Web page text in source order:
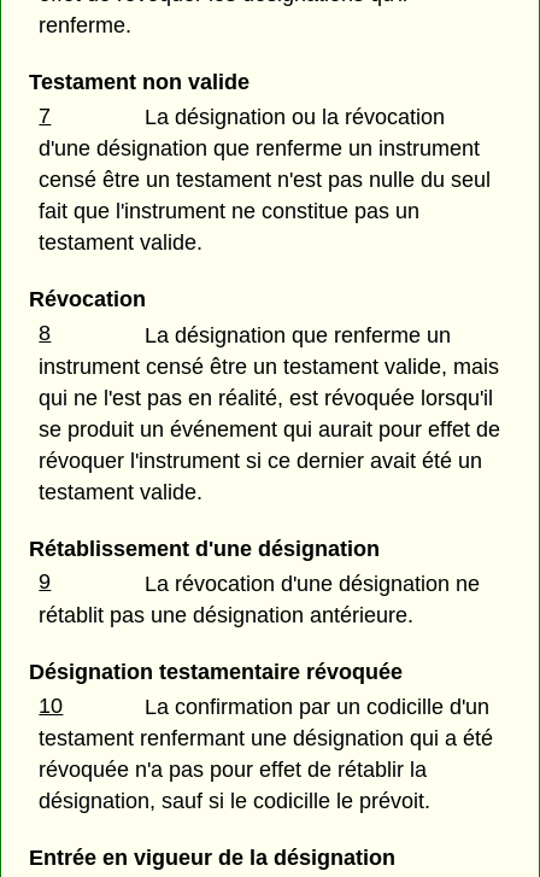
renferme.
Testament non valide
7
La désignation ou la révocation
d'une désignation que renferme un instrument
censé être un testament n'est pas nulle du seul
fait que l'instrument ne constitue pas un
testament valide.
Révocation
8
La désignation que renferme un
instrument censé être un testament valide, mais
qui ne l'est pas en réalité, est révoquée lorsqu'il
se produit un événement qui aurait pour effet de
révoquer l'instrument si ce dernier avait été un
testament valide.
Rétablissement d'une désignation
9
La révocation d'une désignation ne
rétablit pas une désignation antérieure.
Désignation testamentaire révoquée
10
La confirmation par un codicille d'un
testament renfermant une désignation qui a été
révoquée n'a pas pour effet de rétablir la
désignation, sauf si le codicille le prévoit.
Entrée en vigueur de la désignation